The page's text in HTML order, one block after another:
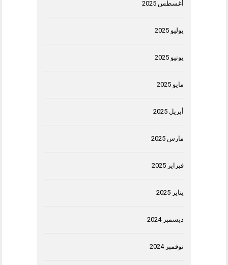
أغسطس 2025
يوليو 2025
يونيو 2025
مايو 2025
أبريل 2025
مارس 2025
فبراير 2025
يناير 2025
ديسمبر 2024
نوفمبر 2024